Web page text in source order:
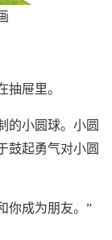
抽屉里。
的小圆球。小圆
鼓起勇气对小圆
你成为朋友。”